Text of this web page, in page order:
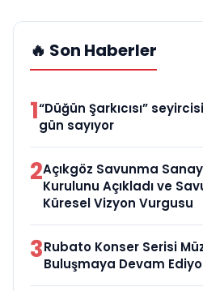
🔥 Son Haberler
1“Düğün Şarkıcısı”
gün sayıyor
2Açıkgöz Savunma
Kurulunu Açıkladı ve
Küresel Vizyon Vurgusu
3Rubato Konser Serisi
Buluşmaya Devam